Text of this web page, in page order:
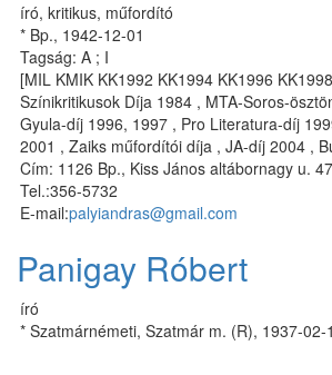
író, kritikus, műfordító
* Bp., 1942-12-01
Tagság: A ; I
[MIL KMIK KK1992 KK1994 KK1996
Színikritikusok Díja 1984 , MTA-Soros-
Gyula-díj 1996, 1997 , Pro Literatura-díj
2001 , Zaiks műfordítói díja , JA-díj 2004 ,
Cím: 1126 Bp., Kiss János altábornagy u.
Tel.:356-5732
E-mail:palyiandras@gmail.com
Panigay Róbert
író
* Szatmárnémeti, Szatmár m. (R), 1937-02-